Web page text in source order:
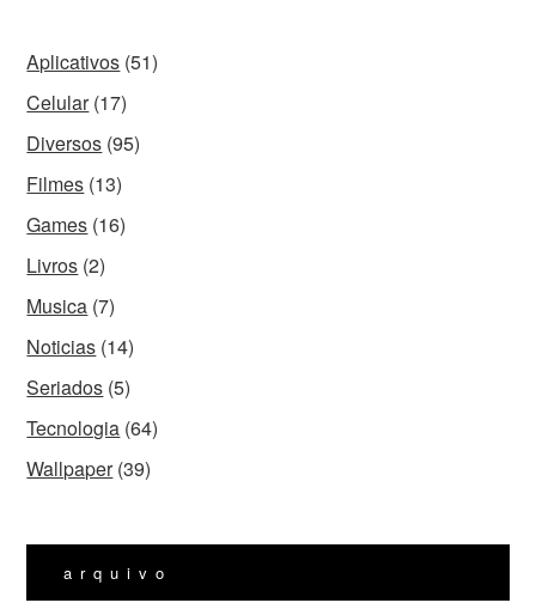
Aplicativos (51)
Celular(17)
Diversos (95)
Filmes (13)
Games (16)
Livros (2)
Musica (7)
Noticias (14)
Seriados (5)
Tecnologia (64)
Wallpaper(39)
arquivo